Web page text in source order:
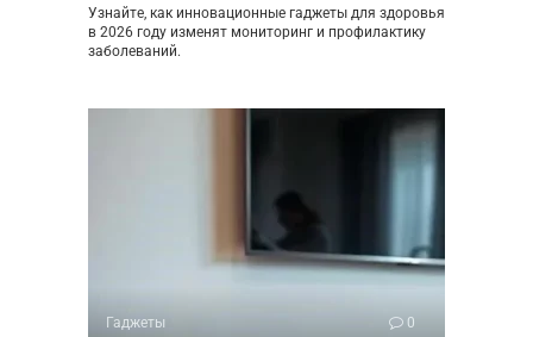
Узнайте, как инновационные гаджеты для здоровья
в 2026 году изменят мониторинг и профилактику
заболеваний.
Гаджеты 0